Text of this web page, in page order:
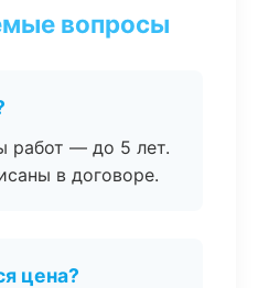
вопросы
работ — до 5 лет.
в договоре.
цена?